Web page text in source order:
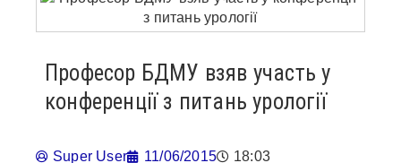
Професор БДМУ взяв участь у
конференції з питань урології
Super User 11/06/2015 18:03